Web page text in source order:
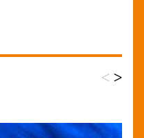
< >